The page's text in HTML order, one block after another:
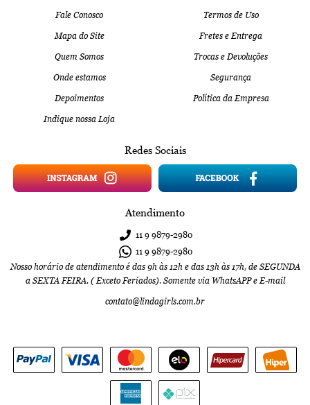
Fale Conosco
Mapa do Site
Quem Somos
Onde estamos
Depoimentos
Indique nossa Loja
Termos de Uso
Fretes e Entrega
Trocas e Devoluções
Segurança
Política da Empresa
Redes Sociais
Atendimento
11 99879-2980
11 99879-2980
Nosso horário de atendimento é das 9h às 12h e das 13h às 17h, de SEGUNDA
a SEXTA FEIRA. ( Exceto Feriados). Somente via WhatsAPP e E-mail
contato@lindagirls.com.br